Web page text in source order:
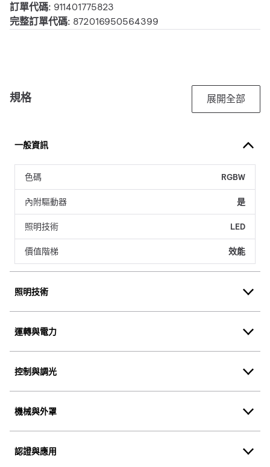
訂單代碼: 911401775823
完整訂單代碼: 872016950564399
規格 展開全部
一般資訊
色碼 RGBW
內附驅動器 是
照明技術 LED
價值階梯 效能
照明技術
運轉與電力
控制與調光
機械與外罩
認證與應用